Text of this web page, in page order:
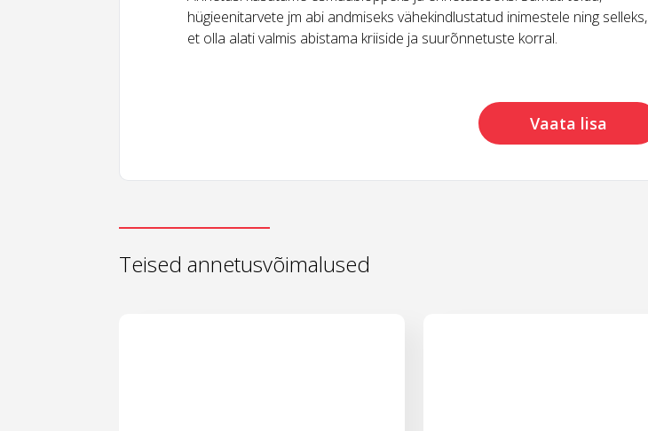
hügieenitarvete jm abi andmiseks vähekindlustatud inimestele ning selleks,
et olla alati valmis abistama kriiside ja suurõnnetuste korral.
Vaata lisa
Teised annetusvõimalused